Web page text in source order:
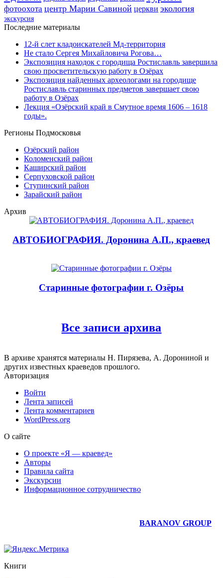
фотоохота центр Марии Савиной церкви экология
экскурсия
Последние материалы
12-й слет кладоискателей Мд-территория
Не стало Сергея Михайловича Рогова…
Экспозиция находок с городища Ростиславль завершила
свою просветительскую работу в Озёрах
Экспозиция найденных археологами на городище
Ростиславль старинных предметов завершает свою
работу в Озёрах
Лекция «Озёрский край в Смутное время 1606 – 1618
годы».
Регионы Подмосковья
Озёрский район
Коломенский район
Каширский район
Серпуховской район
Ступинский район
Зарайский район
Архив
АВТОБИОГРАФИЯ. Доронина А.П., краевед
Старинные фотографии г. Озёры
Все записи архива
В архиве хранятся материалы Н. Пирязева, А. Дорониной и
других известных краеведов прошлого.
Авторизация
Войти
Лента записей
Лента комментариев
WordPress.org
О сайте
О проекте «Я — краевед»
Авторы
Правила сайта
Экскурсии
Информационное сотрудничество
BARANOV GROUP
Книги